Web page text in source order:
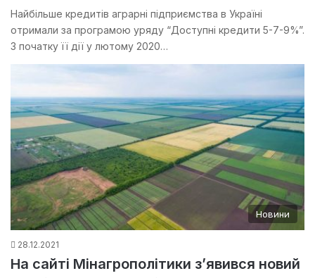
Найбільше кредитів аграрні підприємства в Україні
отримали за програмою уряду “Доступні кредити 5-7-9%”.
З початку її дії у лютому 2020…
Новини
28.12.2021
На сайті Мінагрополітики з’явився новий